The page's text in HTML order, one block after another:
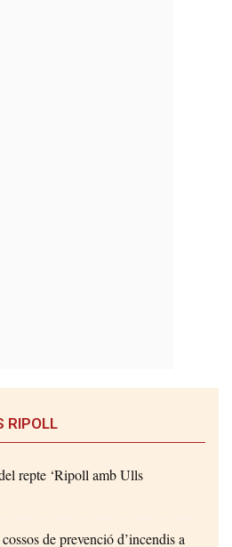
RIPOLL
repte ‘Ripoll amb Ulls
de prevenció d’incendis a